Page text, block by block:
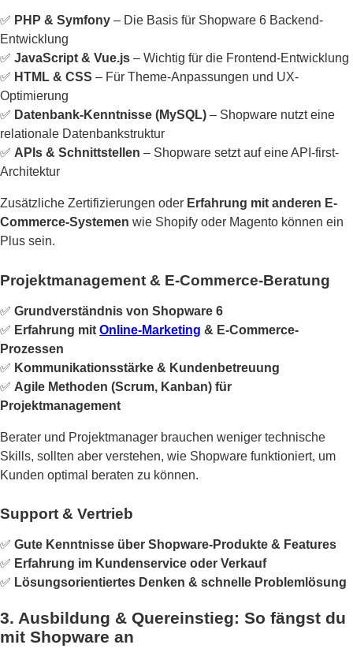
✅ PHP & Symfony – Die Basis für Shopware 6 Backend-
Entwicklung
✅ JavaScript & Vue.js – Wichtig für die Frontend-Entwicklung
✅ HTML & CSS – Für Theme-Anpassungen und UX-
Optimierung
✅ Datenbank-Kenntnisse (MySQL) – Shopware nutzt eine
relationale Datenbankstruktur
✅ APIs & Schnittstellen – Shopware setzt auf eine API-first-
Architektur
Zusätzliche Zertifizierungen oder Erfahrung mit anderen E-
Commerce-Systemen wie Shopify oder Magento können ein
Plus sein.
Projektmanagement & E-Commerce-Beratung
✅ Grundverständnis von Shopware 6
✅ Erfahrung mit Online-Marketing & E-Commerce-
Prozessen
✅ Kommunikationsstärke & Kundenbetreuung
✅ Agile Methoden (Scrum, Kanban) für
Projektmanagement
Berater und Projektmanager brauchen weniger technische
Skills, sollten aber verstehen, wie Shopware funktioniert, um
Kunden optimal beraten zu können.
Support & Vertrieb
✅ Gute Kenntnisse über Shopware-Produkte & Features
✅ Erfahrung im Kundenservice oder Verkauf
✅ Lösungsorientiertes Denken & schnelle Problemlösung
3. Ausbildung & Quereinstieg: So fängst du
mit Shopware an